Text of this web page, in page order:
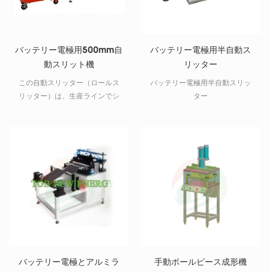
バッテリー電極用500mm自
動スリット機
この自動スリッター（ロールス
リッター）は、生産ラインでシ
バッテリー電極用半自動ス
リッター
バッテリー電極用半自動スリッ
ター
バッテリー電極とアルミラ
手動ポールピース成形機